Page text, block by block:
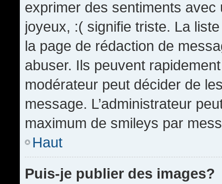
exprimer des sentiments
joyeux, :( signifie triste. La
la page de rédaction de
abuser. Ils peuvent
modérateur peut décider de
message. L’administrateur
maximum de smileys par
Haut
Puis-je publier des images?